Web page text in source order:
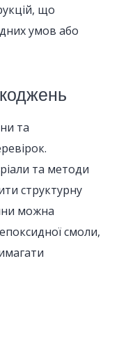
що
умов або
та
та методи
структурну
можна
смоли,